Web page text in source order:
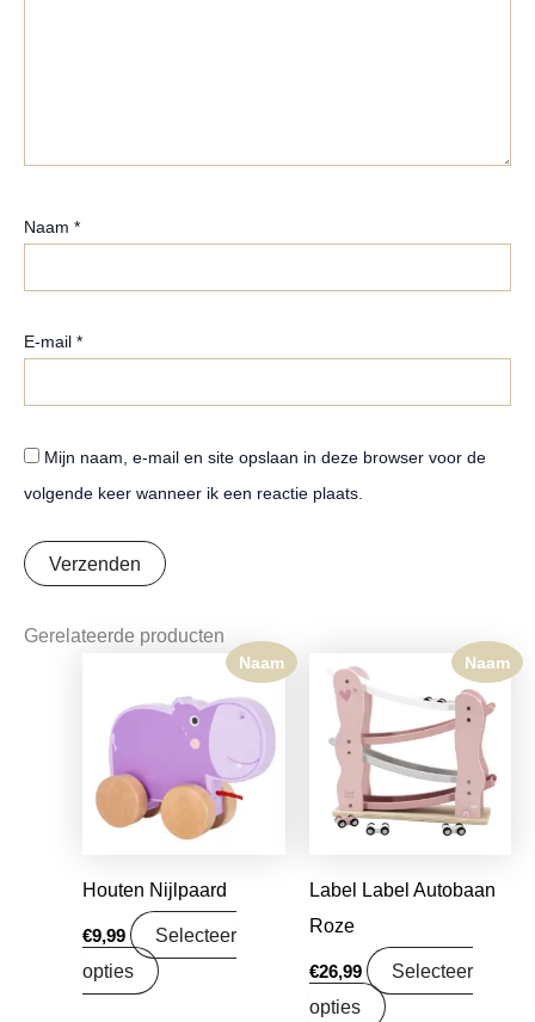
Naam *
E-mail *
Mijn naam, e-mail en site opslaan in deze browser voor de
volgende keer wanneer ik een reactie plaats.
Gerelateerde producten
Naam
Houten Nijlpaard
€9,99
Selecteer
opties
Naam
Label Label Autobaan
Roze
€26,99
Selecteer
opties